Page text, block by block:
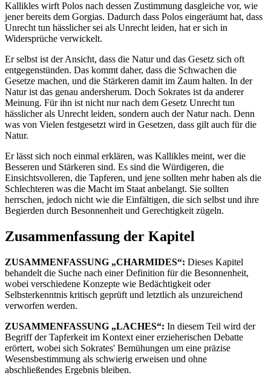
Kallikles wirft Polos nach dessen Zustimmung dasgleiche vor, wie
jener bereits dem Gorgias. Dadurch dass Polos eingeräumt hat, dass
Unrecht tun hässlicher sei als Unrecht leiden, hat er sich in
Widersprüche verwickelt.
Er selbst ist der Ansicht, dass die Natur und das Gesetz sich oft
entgegenstünden. Das kommt daher, dass die Schwachen die
Gesetze machen, und die Stärkeren damit im Zaum halten. In der
Natur ist das genau andersherum. Doch Sokrates ist da anderer
Meinung. Für ihn ist nicht nur nach dem Gesetz Unrecht tun
hässlicher als Unrecht leiden, sondern auch der Natur nach. Denn
was von Vielen festgesetzt wird in Gesetzen, dass gilt auch für die
Natur.
Er lässt sich noch einmal erklären, was Kallikles meint, wer die
Besseren und Stärkeren sind. Es sind die Würdigeren, die
Einsichtsvolleren, die Tapferen, und jene sollten mehr haben als die
Schlechteren was die Macht im Staat anbelangt. Sie sollten
herrschen, jedoch nicht wie die Einfältigen, die sich selbst und ihre
Begierden durch Besonnenheit und Gerechtigkeit zügeln.
Zusammenfassung der Kapitel
ZUSAMMENFASSUNG „CHARMIDES“: Dieses Kapitel
behandelt die Suche nach einer Definition für die Besonnenheit,
wobei verschiedene Konzepte wie Bedächtigkeit oder
Selbsterkenntnis kritisch geprüft und letztlich als unzureichend
verworfen werden.
ZUSAMMENFASSUNG „LACHES“: In diesem Teil wird der
Begriff der Tapferkeit im Kontext einer erzieherischen Debatte
erörtert, wobei sich Sokrates' Bemühungen um eine präzise
Wesensbestimmung als schwierig erweisen und ohne
abschließendes Ergebnis bleiben.